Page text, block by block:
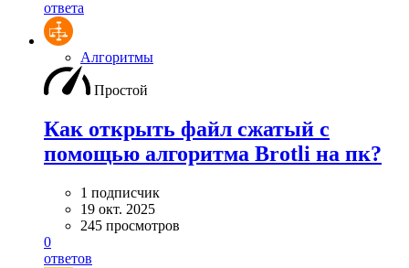
ответа
Алгоритмы
Простой
Как открыть файл сжатый с
помощью алгоритма Brotli на пк?
1 подписчик
19 окт. 2025
245 просмотров
0
ответов